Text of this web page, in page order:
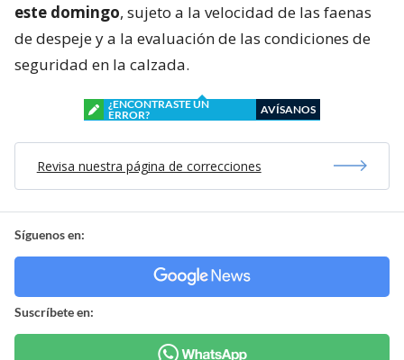
este domingo, sujeto a la velocidad de las faenas
de despeje y a la evaluación de las condiciones de
seguridad en la calzada.
¿ENCONTRASTE UN
ERROR?
AVÍSANOS
Revisa nuestra página de correcciones
Síguenos en:
Suscríbete en: